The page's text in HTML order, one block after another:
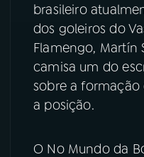
ÚLTIMAS
08FESTIVAL DE
brasileiro
dos goleiros do
Flamengo, Martín
camisa um do
sobre a formação
a posição.
O No Mundo da